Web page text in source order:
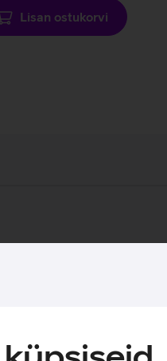
Lisan ostukorvi
disain, tugev
nutikad lahendused nagu
Windows 11 Pro